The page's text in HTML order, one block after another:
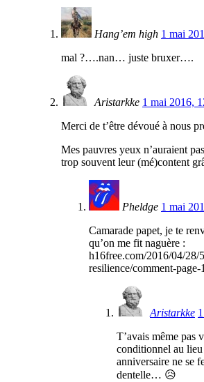
Hang’em high 1 mai
mal ?….nan… juste bruxer….
Aristarkke 1 mai 2016,
Merci de t’être dévoué à nous
Mes pauvres yeux n’auraient
trop souvent leur (mé)content
Pheldge 1 mai
Camarade papet, je te
qu’on me fit naguère :
h16free.com/2016/04/28/
resilience/comment-
Aristarkke
T’avais même pas
conditionnel au
anniversaire ne se
dentelle… 😥